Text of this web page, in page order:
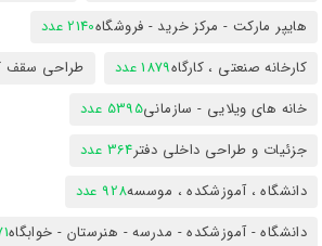
هایپر مارکت - مرکز خرید - فروشگاه2140 عدد
کارخانه صنعتی ، کارگاه1879 عدد طراحی سقف
خانه های ویلایی - سازمانی5395 عدد
جزئیات و طراحی داخلی دفتر364 عدد
دانشگاه ، آموزشکده ، موسسه928 عدد
دانشگاه - آموزشکده - مدرسه - هنرستان - خوابگاه